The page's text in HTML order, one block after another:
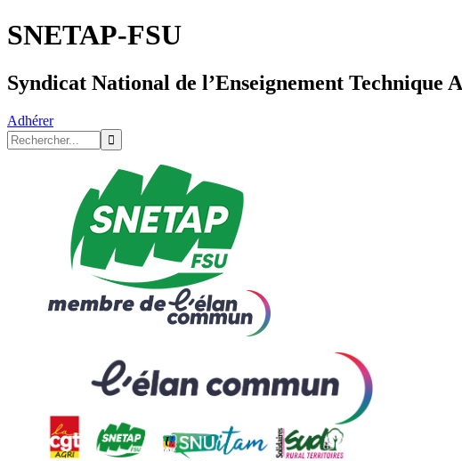
SNETAP-FSU
Syndicat National de l’Enseignement Technique
Adhérer